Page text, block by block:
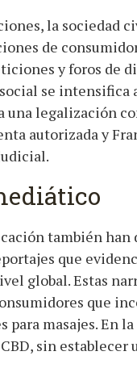
la sociedad
de
y foros de
se intensifica
una legalización
autorizada y
también
que
global. Estas
que
para masajes. En
sin